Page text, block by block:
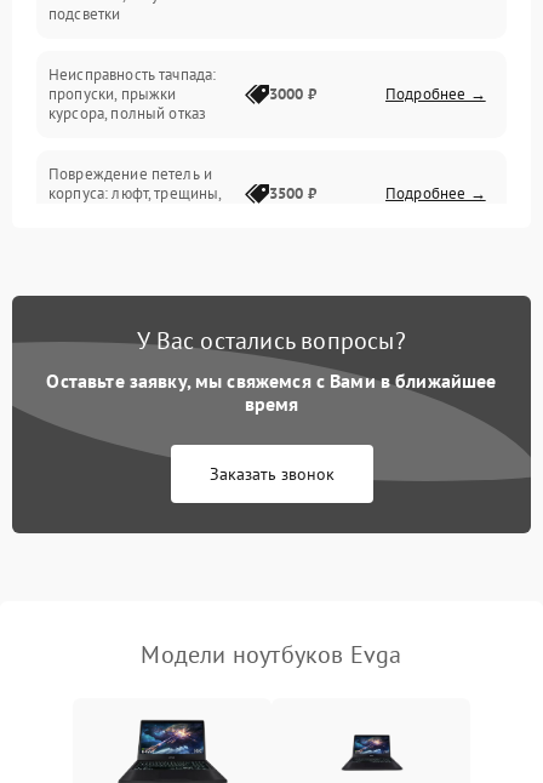
Батарея
Сеть и интернет
подсветки
Неисправность тачпада:
пропуски, прыжки
курсора, полный отказ
3000 ₽ Подробнее →
Повреждение петель и
корпуса: люфт, трещины,
3500 ₽ Подробнее →
быстрая разрядка,
2500 ₽ Подробнее →
Неисправность зарядного
питания
2000 ₽ Подробнее →
неисправности кулера
пропадание диска
оперативной памяти:
вылеты приложений,
синие экраны
Подробнее →
У Вас остались вопросы?
Оставьте заявку, мы свяжемся с Вами в ближайшее
время
Заказать звонок
Модели ноутбуков Evga